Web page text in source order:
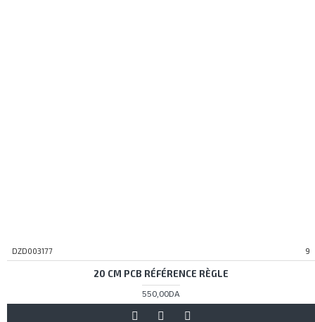
DZD003177 9
20 CM PCB RÉFÉRENCE RÈGLE
550,00DA